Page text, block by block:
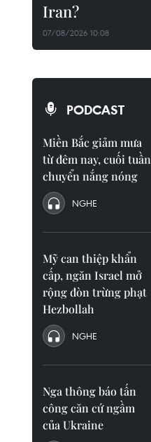
Iran?
07/08/2026 10:08
PODCAST
Miền Bắc giảm mưa
từ đêm nay, cuối tuần
chuyển nắng nóng
NGHE
Mỹ can thiệp khẩn
cấp, ngăn Israel mở
rộng đòn trừng phạt
Hezbollah
NGHE
Nga thông báo tấn
công căn cứ ngầm
của Ukraine